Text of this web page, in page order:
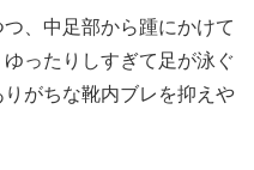
、中足部から踵にかけて
ったりしすぎて足が泳ぐ
がちな靴内ブレを抑えや